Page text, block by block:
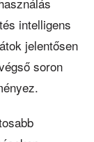
intelligens
jelentősen
soron